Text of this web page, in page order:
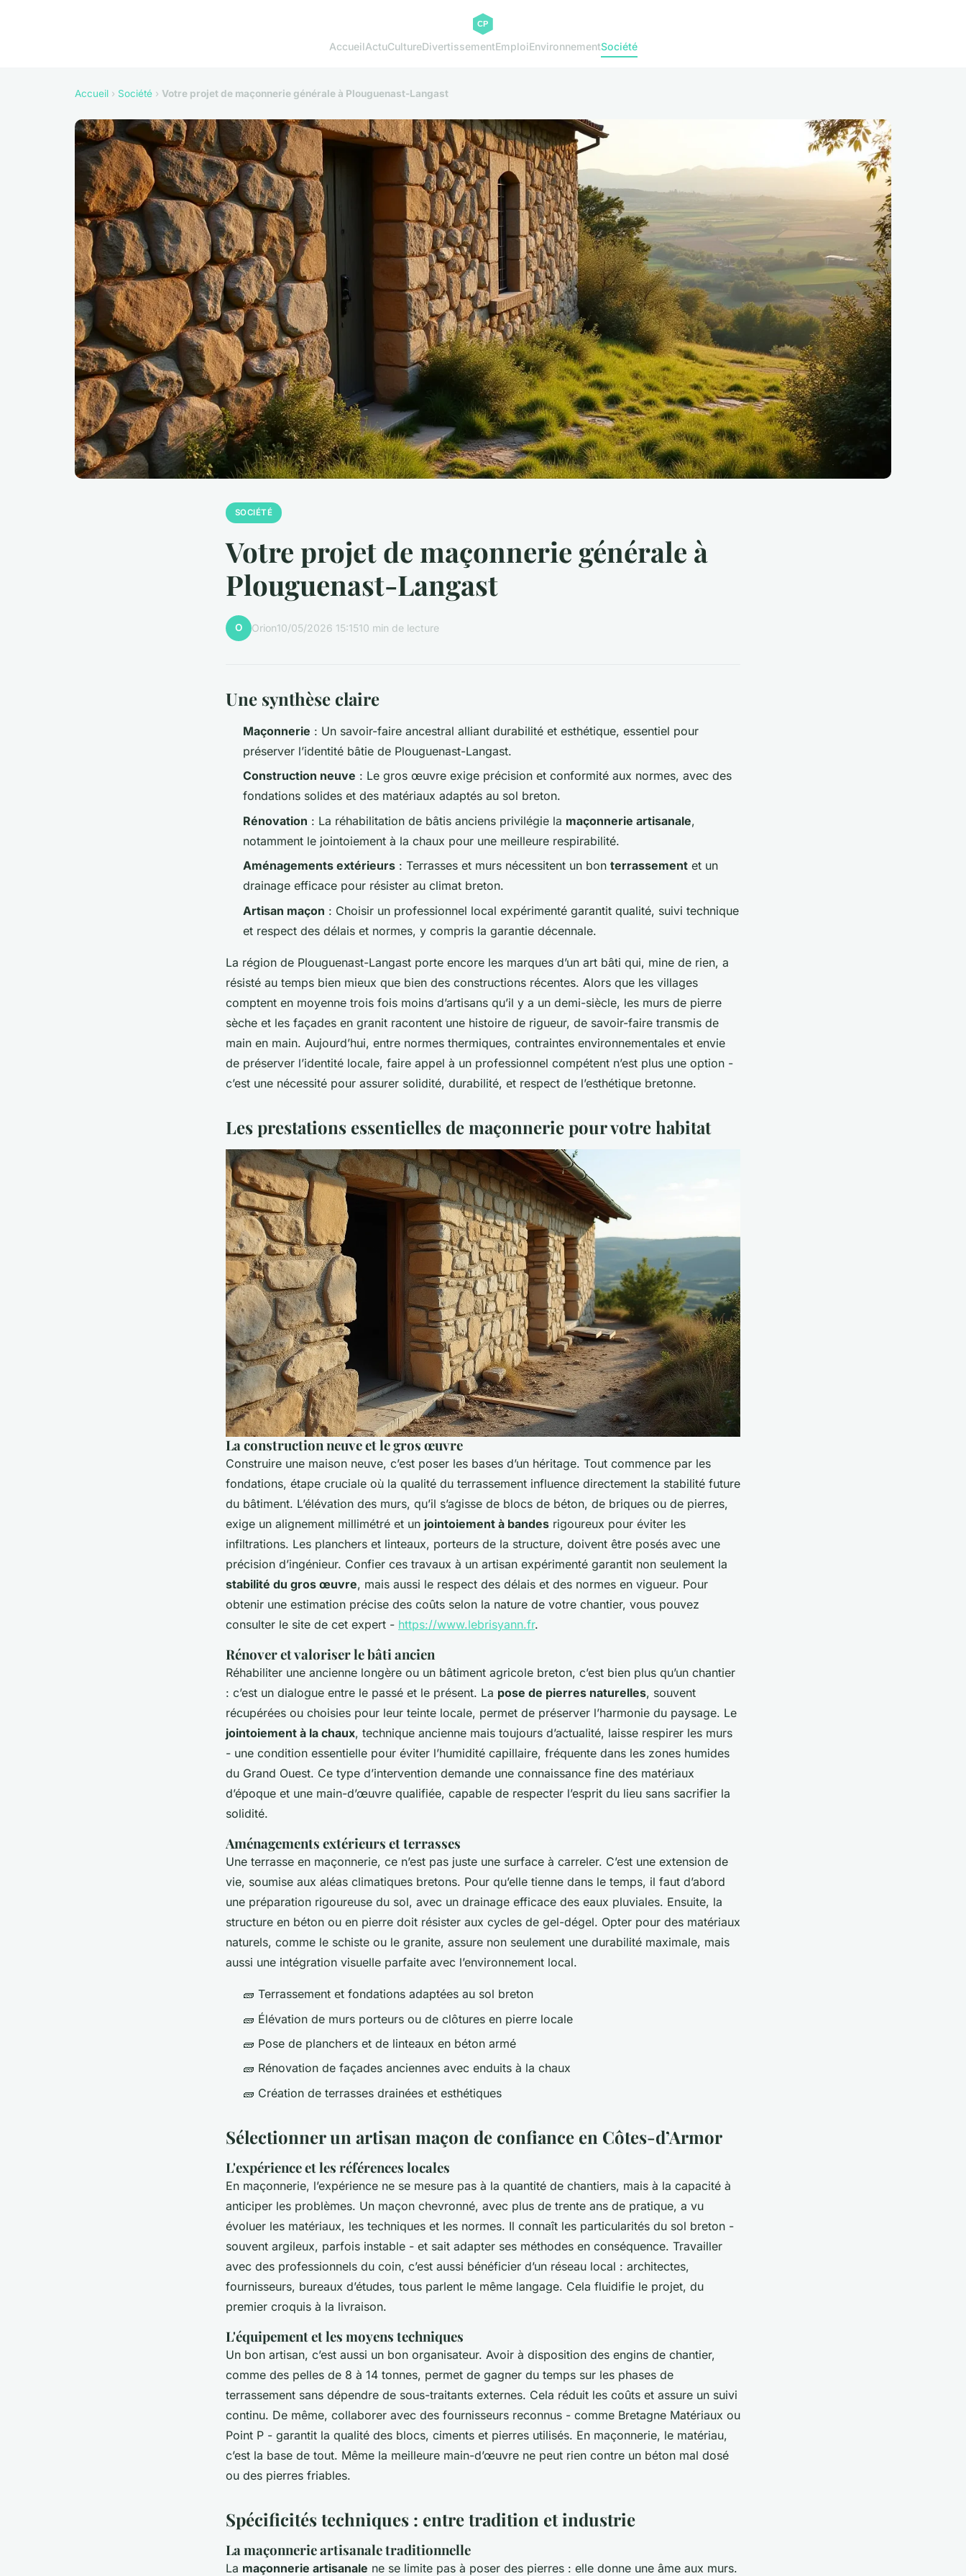
AccueilActuCultureDivertissementEmploiEnvironnementSociété
Accueil › Société › Votre projet de maçonnerie générale à Plouguenast-Langast
SOCIÉTÉ
Votre projet de maçonnerie générale à
Plouguenast-Langast
O Orion10/05/2026 15:1510 min de lecture
Une synthèse claire
Maçonnerie : Un savoir-faire ancestral alliant durabilité et esthétique, essentiel pour
préserver l’identité bâtie de Plouguenast-Langast.
Construction neuve : Le gros œuvre exige précision et conformité aux normes, avec des
fondations solides et des matériaux adaptés au sol breton.
Rénovation : La réhabilitation de bâtis anciens privilégie la maçonnerie artisanale,
notamment le jointoiement à la chaux pour une meilleure respirabilité.
Aménagements extérieurs : Terrasses et murs nécessitent un bon terrassement et un
drainage efficace pour résister au climat breton.
Artisan maçon : Choisir un professionnel local expérimenté garantit qualité, suivi technique
et respect des délais et normes, y compris la garantie décennale.
La région de Plouguenast-Langast porte encore les marques d’un art bâti qui, mine de rien, a
résisté au temps bien mieux que bien des constructions récentes. Alors que les villages
comptent en moyenne trois fois moins d’artisans qu’il y a un demi-siècle, les murs de pierre
sèche et les façades en granit racontent une histoire de rigueur, de savoir-faire transmis de
main en main. Aujourd’hui, entre normes thermiques, contraintes environnementales et envie
de préserver l’identité locale, faire appel à un professionnel compétent n’est plus une option -
c’est une nécessité pour assurer solidité, durabilité, et respect de l’esthétique bretonne.
Les prestations essentielles de maçonnerie pour votre habitat
La construction neuve et le gros œuvre
Construire une maison neuve, c’est poser les bases d’un héritage. Tout commence par les
fondations, étape cruciale où la qualité du terrassement influence directement la stabilité future
du bâtiment. L’élévation des murs, qu’il s’agisse de blocs de béton, de briques ou de pierres,
exige un alignement millimétré et un jointoiement à bandes rigoureux pour éviter les
infiltrations. Les planchers et linteaux, porteurs de la structure, doivent être posés avec une
précision d’ingénieur. Confier ces travaux à un artisan expérimenté garantit non seulement la
stabilité du gros œuvre, mais aussi le respect des délais et des normes en vigueur. Pour
obtenir une estimation précise des coûts selon la nature de votre chantier, vous pouvez
consulter le site de cet expert - https://www.lebrisyann.fr.
Rénover et valoriser le bâti ancien
Réhabiliter une ancienne longère ou un bâtiment agricole breton, c’est bien plus qu’un chantier
: c’est un dialogue entre le passé et le présent. La pose de pierres naturelles, souvent
récupérées ou choisies pour leur teinte locale, permet de préserver l’harmonie du paysage. Le
jointoiement à la chaux, technique ancienne mais toujours d’actualité, laisse respirer les murs
- une condition essentielle pour éviter l’humidité capillaire, fréquente dans les zones humides
du Grand Ouest. Ce type d’intervention demande une connaissance fine des matériaux
d’époque et une main-d’œuvre qualifiée, capable de respecter l’esprit du lieu sans sacrifier la
solidité.
Aménagements extérieurs et terrasses
Une terrasse en maçonnerie, ce n’est pas juste une surface à carreler. C’est une extension de
vie, soumise aux aléas climatiques bretons. Pour qu’elle tienne dans le temps, il faut d’abord
une préparation rigoureuse du sol, avec un drainage efficace des eaux pluviales. Ensuite, la
structure en béton ou en pierre doit résister aux cycles de gel-dégel. Opter pour des matériaux
naturels, comme le schiste ou le granite, assure non seulement une durabilité maximale, mais
aussi une intégration visuelle parfaite avec l’environnement local.
🧱 Terrassement et fondations adaptées au sol breton
🧱 Élévation de murs porteurs ou de clôtures en pierre locale
🧱 Pose de planchers et de linteaux en béton armé
🧱 Rénovation de façades anciennes avec enduits à la chaux
🧱 Création de terrasses drainées et esthétiques
Sélectionner un artisan maçon de confiance en Côtes-d’Armor
L'expérience et les références locales
En maçonnerie, l’expérience ne se mesure pas à la quantité de chantiers, mais à la capacité à
anticiper les problèmes. Un maçon chevronné, avec plus de trente ans de pratique, a vu
évoluer les matériaux, les techniques et les normes. Il connaît les particularités du sol breton -
souvent argileux, parfois instable - et sait adapter ses méthodes en conséquence. Travailler
avec des professionnels du coin, c’est aussi bénéficier d’un réseau local : architectes,
fournisseurs, bureaux d’études, tous parlent le même langage. Cela fluidifie le projet, du
premier croquis à la livraison.
L'équipement et les moyens techniques
Un bon artisan, c’est aussi un bon organisateur. Avoir à disposition des engins de chantier,
comme des pelles de 8 à 14 tonnes, permet de gagner du temps sur les phases de
terrassement sans dépendre de sous-traitants externes. Cela réduit les coûts et assure un suivi
continu. De même, collaborer avec des fournisseurs reconnus - comme Bretagne Matériaux ou
Point P - garantit la qualité des blocs, ciments et pierres utilisés. En maçonnerie, le matériau,
c’est la base de tout. Même la meilleure main-d’œuvre ne peut rien contre un béton mal dosé
ou des pierres friables.
Spécificités techniques : entre tradition et industrie
La maçonnerie artisanale traditionnelle
La maçonnerie artisanale ne se limite pas à poser des pierres : elle donne une âme aux murs.